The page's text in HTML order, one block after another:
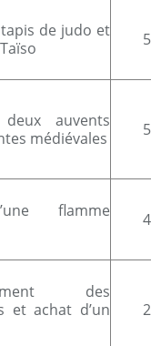
tapis de judo et
auvents
médiévales
flamme
des
et achat d’un